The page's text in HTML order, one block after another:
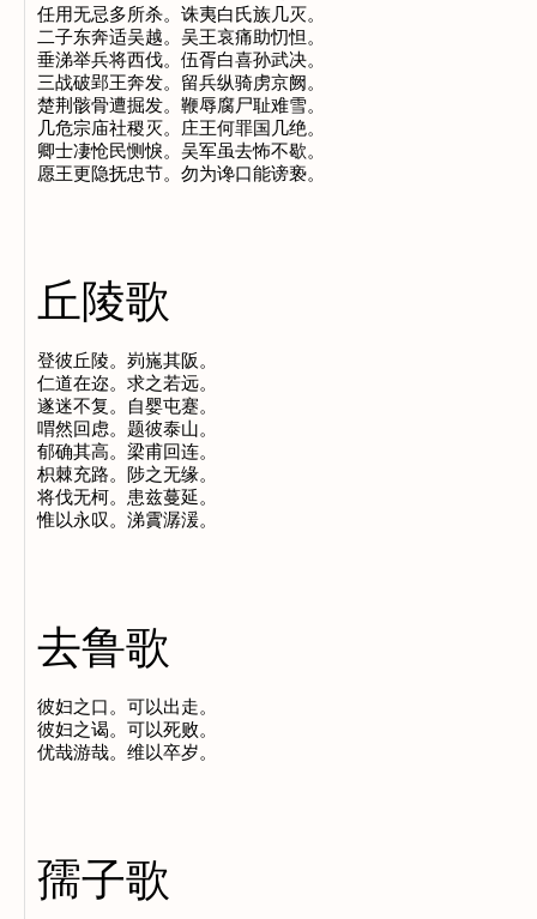
任用无忌多所杀。诛夷白氏族几灭。
二子东奔适吴越。吴王哀痛助忉怛。
垂涕举兵将西伐。伍胥白喜孙武决。
三战破郢王奔发。留兵纵骑虏京阙。
楚荆骸骨遭掘发。鞭辱腐尸耻难雪。
几危宗庙社稷灭。庄王何罪国几绝。
卿士凄怆民恻悷。吴军虽去怖不歇。
丘陵歌
登彼丘陵。峛崺其阪。
仁道在迩。求之若远。
遂迷不复。自婴屯蹇。
喟然回虑。题彼泰山。
郁确其高。梁甫回连。
枳棘充路。陟之无缘。
将伐无柯。患兹蔓延。
去鲁歌
彼妇之口。可以出走。
彼妇之谒。可以死败。
孺子歌